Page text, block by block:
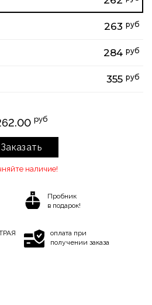
263 руб
284 руб
355 руб
руб
Заказать
наличие!
Пробник
в подарок!
оплата при
получении заказа